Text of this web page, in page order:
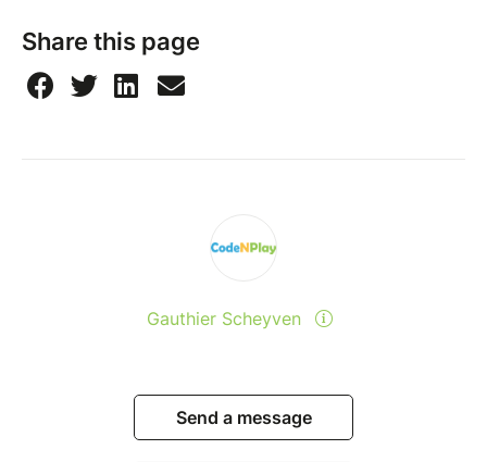
Share this page
Gauthier Scheyven
Send a message